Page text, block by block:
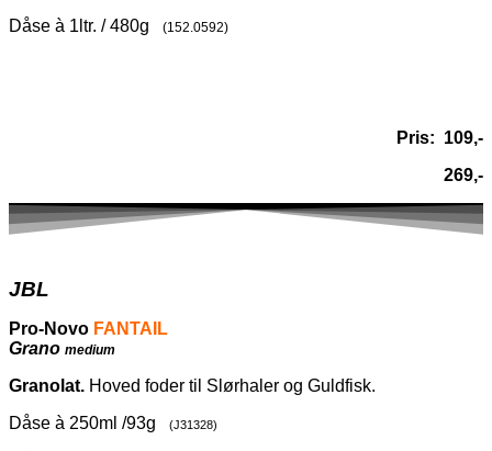
Dåse à 1ltr. / 480g (152.0592)
Pris: 109,-
269,-
JBL
Pro-Novo FANTAIL
Grano medium
Granolat. Hoved foder til Slørhaler og Guldfisk.
Dåse à 250ml /93g
(J31328)